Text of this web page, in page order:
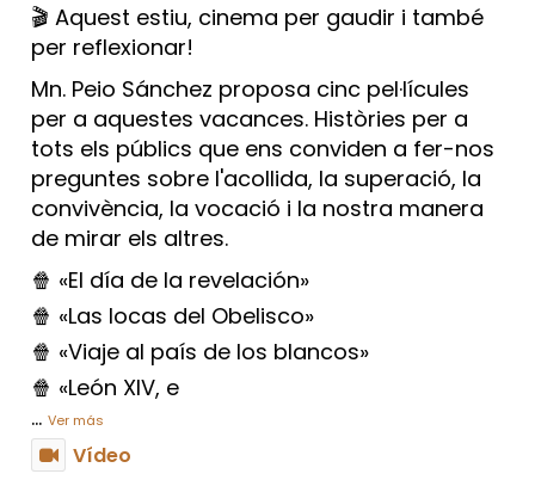
🎬 Aquest estiu, cinema per gaudir i també
per reflexionar!
Mn. Peio Sánchez proposa cinc pel·lícules
per a aquestes vacances. Històries per a
tots els públics que ens conviden a fer-nos
preguntes sobre l'acollida, la superació, la
convivència, la vocació i la nostra manera
de mirar els altres.
🍿 «El día de la revelación»
🍿 «Las locas del Obelisco»
🍿 «Viaje al país de los blancos»
🍿 «León XIV, e
... Ver más
Vídeo